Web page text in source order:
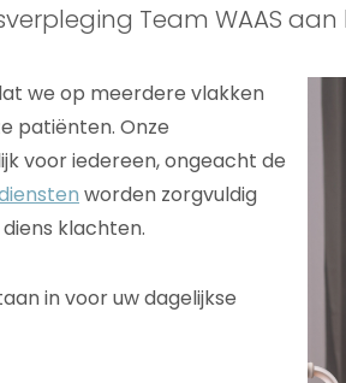
Team WAAS aan
we op meerdere vlakken
patiënten. Onze
voor iedereen, ongeacht de
worden zorgvuldig
klachten.
in voor uw dagelijkse